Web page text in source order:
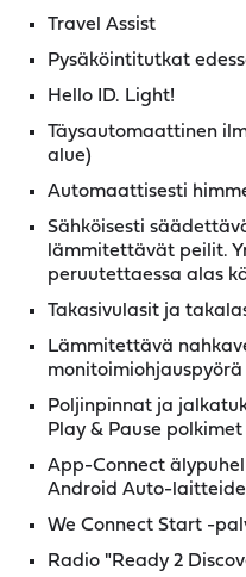
Travel Assist
Pysäköintitutkat
Hello ID. Light!
Täysautomaattinen
alue)
Automaattisesti
Sähköisesti
lämmitettävät peilit.
peruutettaessa alas
Takasivulasit ja
Lämmitettävä
monitoimiohjauspyörä
Poljinpinnat ja
Play & Pause polkimet
App-Connect
Android Auto-
We Connect Start -
Radio "Ready 2